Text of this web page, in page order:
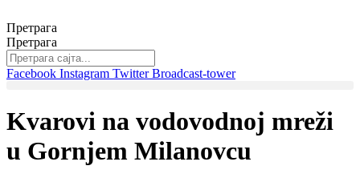
на
садржај
Претрага
Претрага
Facebook Instagram Twitter Broadcast-tower
Kvarovi na vodovodnoj mreži
u Gornjem Milanovcu